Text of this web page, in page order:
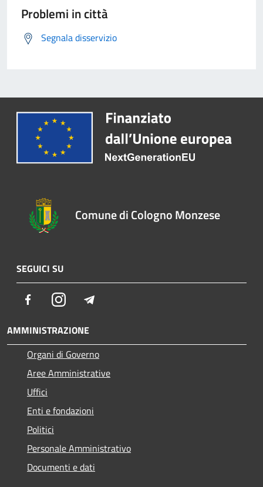
Problemi in città
Segnala disservizio
Comune di Cologno Monzese
SEGUICI SU
FacebookInstagram
AMMINISTRAZIONE
Organi di Governo
Aree Amministrative
Uffici
Enti e fondazioni
Politici
Personale Amministrativo
Documenti e dati